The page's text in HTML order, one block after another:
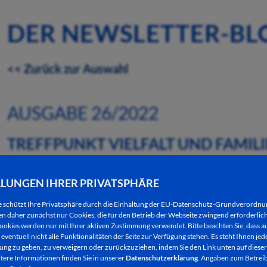
IHRER PRIVATSPHÄRE
schützt Ihre Privatsphäre durch die Einhaltung der EU-Datenschutz-
daher zunächst nur Cookies, die für den Betrieb der Webseite zwingend
werden nur mit Ihrer aktiven Zustimmung verwendet. Bitte beachten Sie, dass
nicht alle Funktionalitäten der Seite zur Verfügung stehen. Es steht Ihnen
zu geben, zu verweigern oder zurückzuziehen, indem Sie den Link unten auf
Informationen finden Sie in unsererDatenschutzerklärung. Angaben zum
DER NEWSLETTER-
<< Zurück zur Auswahl
AUSGABE 26/2022
TREFFPUNKT VIELFALT UND
Anfang Juni starteten rund 80 Personen aus Bad
Frankfurter Zoo.